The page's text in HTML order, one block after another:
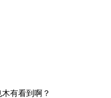
有看到啊？